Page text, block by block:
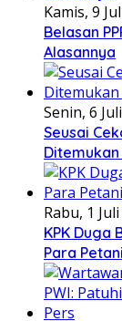
Kamis, 9
Belasan
Alasannya
Senin, 6
Seusai
Ditemukan
Rabu, 1
KPK Duga
Para Petani